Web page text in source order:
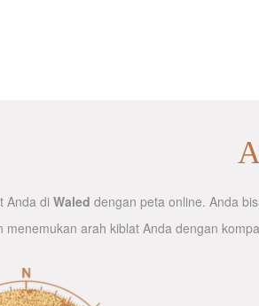
Anda diWaled dengan peta online. Anda
menemukan arah kiblat Anda dengan